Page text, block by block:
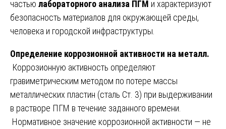
частью лабораторного анализа ПГМ и характеризуют
безопасность материалов для окружающей среды,
человека и городской инфраструктуры.
Определение коррозионной активности на металл.
Коррозионную активность определяют
гравиметрическим методом по потере массы
металлических пластин (сталь Ст. 3) при выдерживании
в растворе ПГМ в течение заданного времени.
Нормативное значение коррозионной активности — не